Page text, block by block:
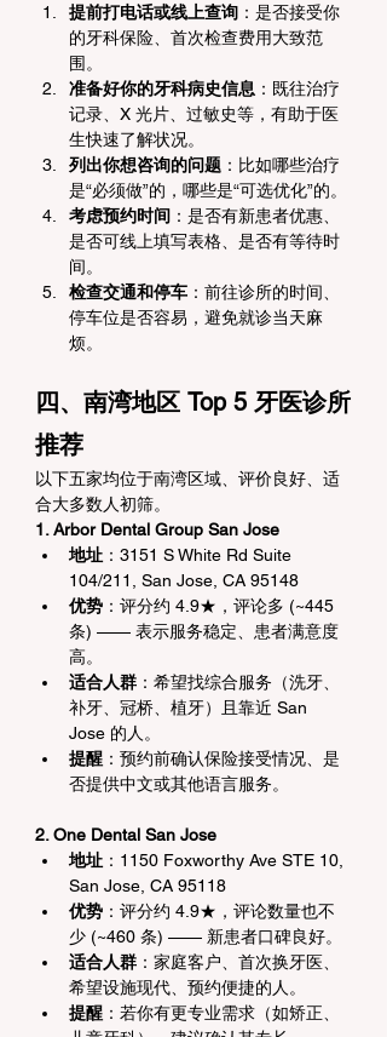
提前打电话或线上查询 ：是否接受你
的牙科保险、首次检查费用大致范
围。
准备好你的牙科病史信息 ：既往治疗
记录、X 光片、过敏史等，有助于医
生快速了解状况。
列出你想咨询的问题 ：比如哪些治疗
是“必须做”的，哪些是“可选优化”的。
考虑预约时间 ：是否有新患者优惠、
是否可线上填写表格、是否有等待时
间。
检查交通和停车 ：前往诊所的时间、
停车位是否容易，避免就诊当天麻
烦。
四、南湾地区 Top 5 牙医诊所
推荐
以下五家均位于南湾区域、评价良好、适
合大多数人初筛。
1. Arbor Dental Group San Jose
地址 ：3151 S White Rd Suite
104/211, San Jose, CA 95148
优势 ：评分约 4.9★，评论多 (~445
条) —— 表示服务稳定、患者满意度
高。
适合人群 ：希望找综合服务（洗牙、
补牙、冠桥、植牙）且靠近 San
Jose 的人。
提醒 ：预约前确认保险接受情况、是
否提供中文或其他语言服务。
2. One Dental San Jose
地址 ：1150 Foxworthy Ave STE 10,
San Jose, CA 95118
优势 ：评分约 4.9★，评论数量也不
少 (~460 条) —— 新患者口碑良好。
适合人群 ：家庭客户、首次换牙医、
希望设施现代、预约便捷的人。
提醒 ：若你有更专业需求（如矫正、